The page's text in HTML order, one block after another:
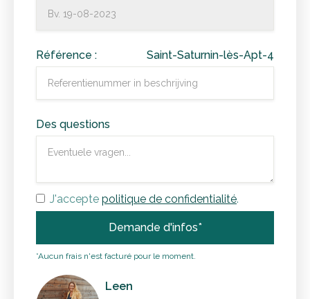
Référence : Saint-Saturnin-lès-Apt-4
Des questions
J'accepte politique de confidentialité.
*Aucun frais n'est facturé pour le moment.
Leen